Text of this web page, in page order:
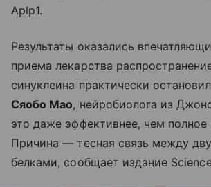
Aplp1.
Результаты оказались
приема лекарства
синуклеина практически
Сяобо Мао, нейробиолога из
это даже эффективнее, чем полное
Причина — тесная связь между
белками, сообщает издание